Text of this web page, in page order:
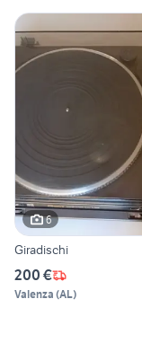
6
Giradischi
200 €
Valenza (AL)